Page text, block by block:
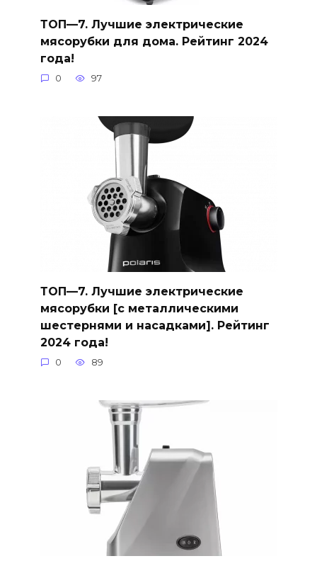
ТОП—7. Лучшие электрические
мясорубки для дома. Рейтинг 2024
года!
0 97
ТОП—7. Лучшие электрические
мясорубки [с металлическими
шестернями и насадками]. Рейтинг
2024 года!
0 89